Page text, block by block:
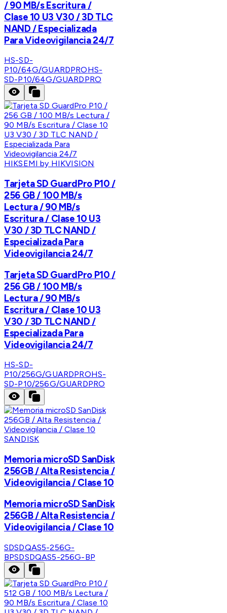
/ 90 MB/s Escritura /
Clase 10 U3 V30 / 3D TLC
NAND / Especializada
Para Videovigilancia 24/7
HS-SD-
P10/64G/GUARDPROHS-
SD-P10/64G/GUARDPRO
HIKSEMI by HIKVISION
Tarjeta SD GuardPro P10 /
256 GB / 100 MB/s
Lectura / 90 MB/s
Escritura / Clase 10 U3
V30 / 3D TLC NAND /
Especializada Para
Videovigilancia 24/7
Tarjeta SD GuardPro P10 /
256 GB / 100 MB/s
Lectura / 90 MB/s
Escritura / Clase 10 U3
V30 / 3D TLC NAND /
Especializada Para
Videovigilancia 24/7
HS-SD-
P10/256G/GUARDPROHS-
SD-P10/256G/GUARDPRO
SANDISK
Memoria microSD SanDisk
256GB / Alta Resistencia /
Videovigilancia / Clase 10
Memoria microSD SanDisk
256GB / Alta Resistencia /
Videovigilancia / Clase 10
SDSDQAS5-256G-
BPSDSDQAS5-256G-BP